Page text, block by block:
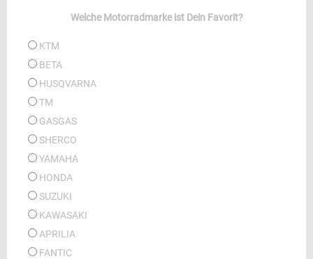
Welche Motorradmarke ist Dein Favorit?
KTM
BETA
HUSQVARNA
TM
GASGAS
SHERCO
YAMAHA
HONDA
SUZUKI
KAWASAKI
APRILIA
FANTIC